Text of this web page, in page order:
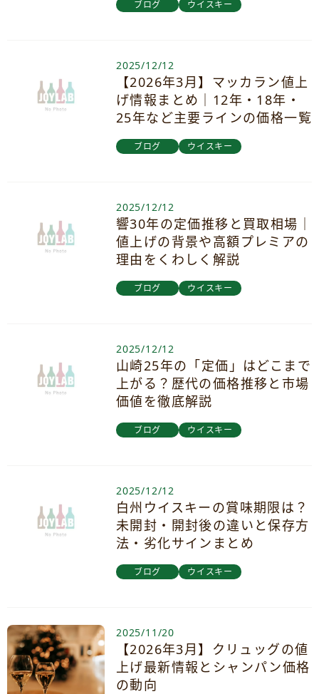
ブログ ウイスキー
2025/12/12
【2026年3月】マッカラン値上
げ情報まとめ｜12年・18年・
25年など主要ラインの価格一覧
ブログ ウイスキー
2025/12/12
響30年の定価推移と買取相場｜
値上げの背景や高額プレミアの
理由をくわしく解説
ブログ ウイスキー
2025/12/12
山崎25年の「定価」はどこまで
上がる？歴代の価格推移と市場
価値を徹底解説
ブログ ウイスキー
2025/12/12
白州ウイスキーの賞味期限は？
未開封・開封後の違いと保存方
法・劣化サインまとめ
ブログ ウイスキー
2025/11/20
【2026年3月】クリュッグの値
上げ最新情報とシャンパン価格
の動向